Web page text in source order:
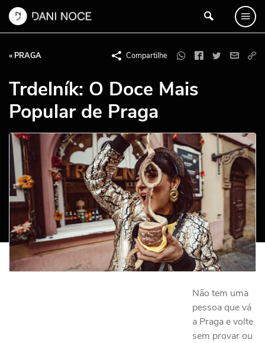
« PRAGA Compartilhe
Trdelník: O Doce Mais
Popular de Praga
Não tem uma
pessoa que vá
a Praga e volte
sem provar ou